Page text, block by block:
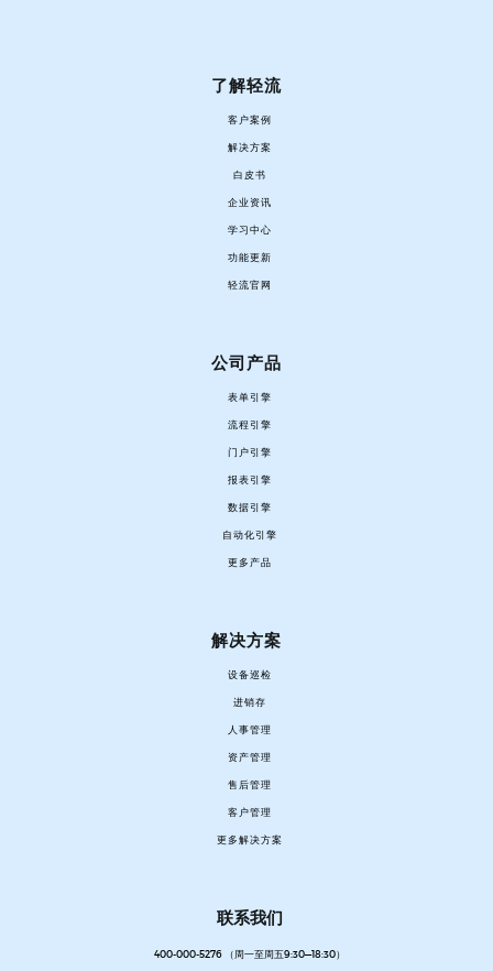
了解轻流
客户案例
解决方案
白皮书
企业资讯
学习中心
功能更新
轻流官网
公司产品
表单引擎
流程引擎
门户引擎
报表引擎
数据引擎
自动化引擎
更多产品
解决方案
设备巡检
进销存
人事管理
资产管理
售后管理
客户管理
更多解决方案
联系我们
400-000-5276 （周一至周五9:30—18:30）